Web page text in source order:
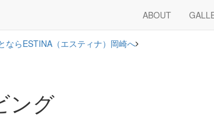
ABOUT
ならESTINA（エスティナ）岡崎へ
ング